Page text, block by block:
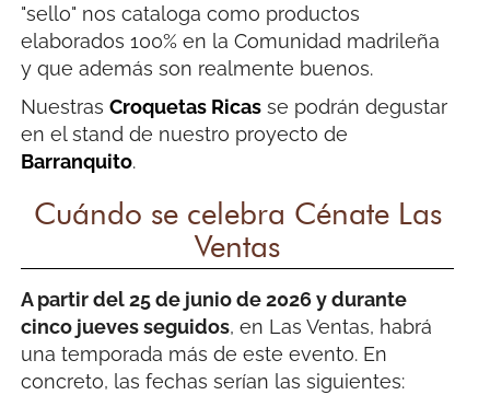
"sello" nos cataloga como productos
elaborados 100% en la Comunidad madrileña
y que además son realmente buenos.
NuestrasCroquetas Ricas se podrán degustar
en el stand de nuestro proyecto de
Barranquito.
Cuándo se celebra Cénate Las
Ventas
A partir del 25 de junio de 2026 y durante
cinco jueves seguidos, en Las Ventas, habrá
una temporada más de este evento. En
concreto, las fechas serían las siguientes: